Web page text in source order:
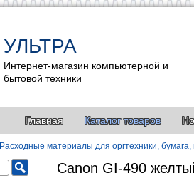
УЛЬТРА
Интернет-магазин компьютерной и
бытовой техники
Главная Каталог товаров
Расходные материалы для оргтехники, бумага,
Canon GI-490